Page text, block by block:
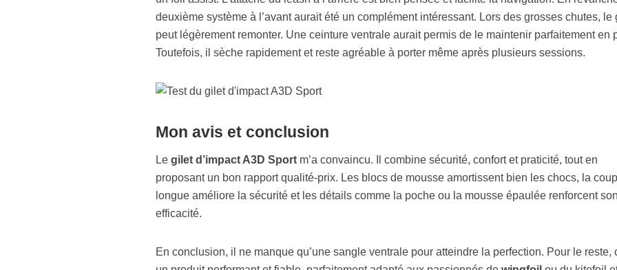
deuxième système à l’avant aurait été un complément intéressant. Lors des grosses chutes, le
peut légèrement remonter. Une ceinture ventrale aurait permis de le maintenir parfaitement en
Toutefois, il sèche rapidement et reste agréable à porter même après plusieurs sessions.
Mon avis et conclusion
Le gilet d’impact A3D Sportm’a convaincu. Il combine sécurité, confort et praticité, tout en
proposant un bon rapport qualité-prix. Les blocs de mousse amortissent bien les chocs, la
longue améliore la sécurité et les détails comme la poche ou la mousse épaulée renforcent son
efficacité.
En conclusion, il ne manque qu’une sangle ventrale pour atteindre la perfection. Pour le reste,